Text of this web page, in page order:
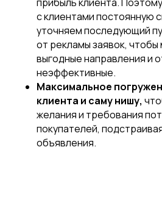
с клиентами постоянную
уточняем последующий
от рекламы заявок,
выгодные направления и
неэффективные.
Максимальное
клиента и саму нишу,
желания и требования
покупателей,
объявления.